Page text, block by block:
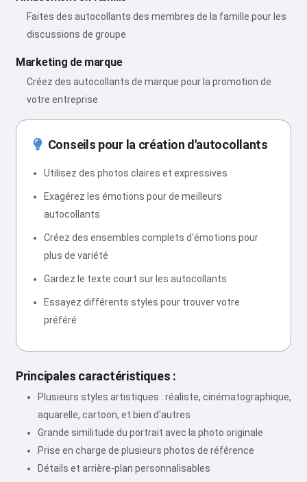
Faites des autocollants des membres de la famille pour les
discussions de groupe
Marketing de marque
Créez des autocollants de marque pour la promotion de
votre entreprise
Conseils pour la création d'autocollants
Utilisez des photos claires et expressives
Exagérez les émotions pour de meilleurs
autocollants
Créez des ensembles complets d'émotions pour
plus de variété
Gardez le texte court sur les autocollants
Essayez différents styles pour trouver votre
préféré
Principales caractéristiques :
Plusieurs styles artistiques : réaliste, cinématographique,
aquarelle, cartoon, et bien d'autres
Grande similitude du portrait avec la photo originale
Prise en charge de plusieurs photos de référence
Détails et arrière-plan personnalisables